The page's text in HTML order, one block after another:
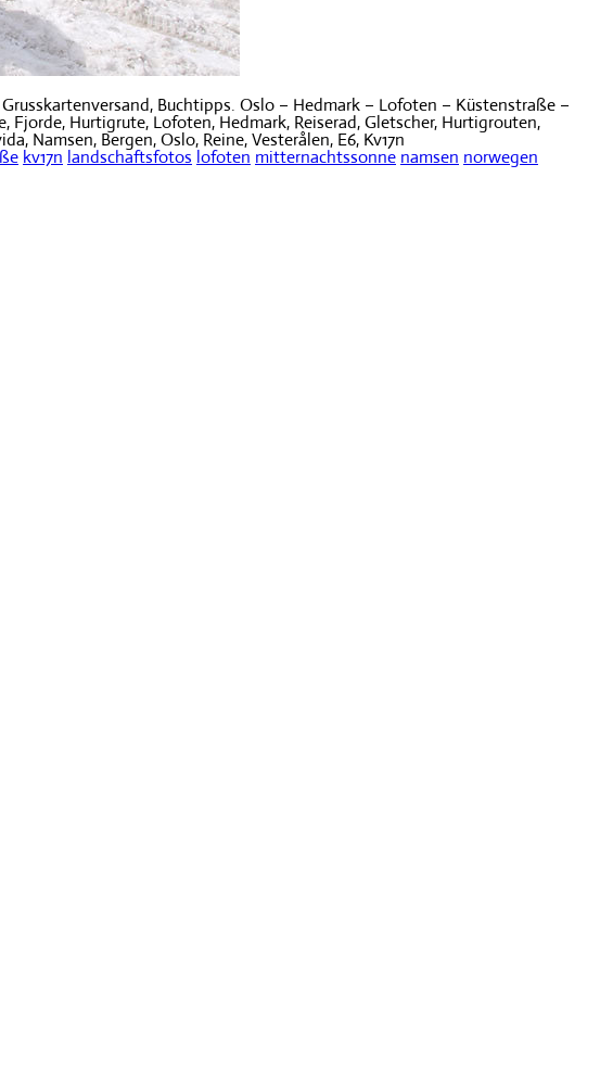
Buchtipps. Oslo – Hedmark – Lofoten – Küstenstraße –
Hurtigrute, Lofoten, Hedmark, Reiserad, Gletscher, Hurtigrouten,
Namsen, Bergen, Oslo, Reine, Vesterålen, E6, Kv17n
kv17n landschaftsfotos lofoten mitternachtssonne namsen norwegen